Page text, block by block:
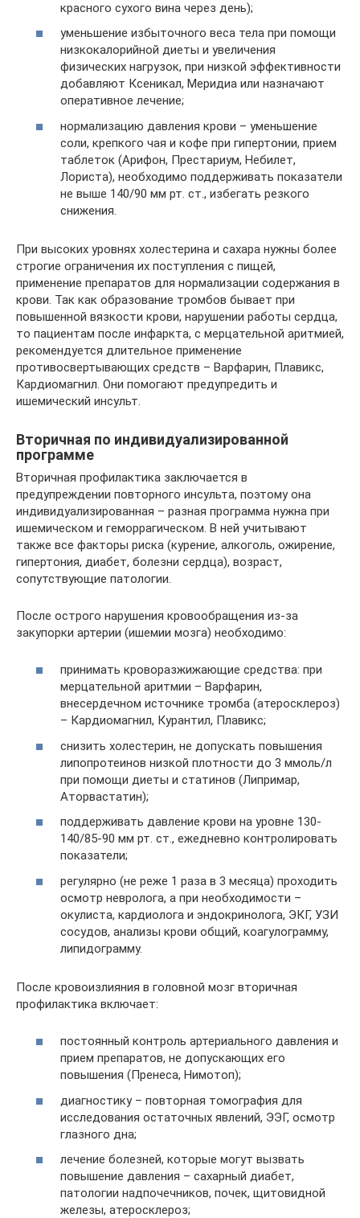
красного сухого вина через день);
уменьшение избыточного веса тела при помощи
низкокалорийной диеты и увеличения
физических нагрузок, при низкой эффективности
добавляют Ксеникал, Меридиа или назначают
оперативное лечение;
нормализацию давления крови – уменьшение
соли, крепкого чая и кофе при гипертонии, прием
таблеток (Арифон, Престариум, Небилет,
Лориста), необходимо поддерживать показатели
не выше 140/90 мм рт. ст., избегать резкого
снижения.
При высоких уровнях холестерина и сахара нужны более
строгие ограничения их поступления с пищей,
применение препаратов для нормализации содержания в
крови. Так как образование тромбов бывает при
повышенной вязкости крови, нарушении работы сердца,
то пациентам после инфаркта, с мерцательной аритмией,
рекомендуется длительное применение
противосвертывающих средств – Варфарин, Плавикс,
Кардиомагнил. Они помогают предупредить и
ишемический инсульт.
Вторичная по индивидуализированной
программе
Вторичная профилактика заключается в
предупреждении повторного инсульта, поэтому она
индивидуализированная – разная программа нужна при
ишемическом и геморрагическом. В ней учитывают
также все факторы риска (курение, алкоголь, ожирение,
гипертония, диабет, болезни сердца), возраст,
сопутствующие патологии.
После острого нарушения кровообращения из-за
закупорки артерии (ишемии мозга) необходимо:
принимать кроворазжижающие средства: при
мерцательной аритмии – Варфарин,
внесердечном источнике тромба (атеросклероз)
– Кардиомагнил, Курантил, Плавикс;
снизить холестерин, не допускать повышения
липопротеинов низкой плотности до 3 ммоль/л
при помощи диеты и статинов (Липримар,
Аторвастатин);
поддерживать давление крови на уровне 130-
140/85-90 мм рт. ст., ежедневно контролировать
показатели;
регулярно (не реже 1 раза в 3 месяца) проходить
осмотр невролога, а при необходимости –
окулиста, кардиолога и эндокринолога, ЭКГ, УЗИ
сосудов, анализы крови общий, коагулограмму,
липидограмму.
После кровоизлияния в головной мозг вторичная
профилактика включает:
постоянный контроль артериального давления и
прием препаратов, не допускающих его
повышения (Пренеса, Нимотоп);
диагностику – повторная томография для
исследования остаточных явлений, ЭЭГ, осмотр
глазного дна;
лечение болезней, которые могут вызвать
повышение давления – сахарный диабет,
патологии надпочечников, почек, щитовидной
железы, атеросклероз;